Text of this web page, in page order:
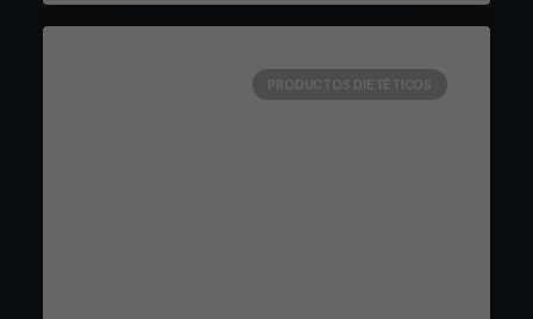
PRODUCTOS DIETÉTICOS